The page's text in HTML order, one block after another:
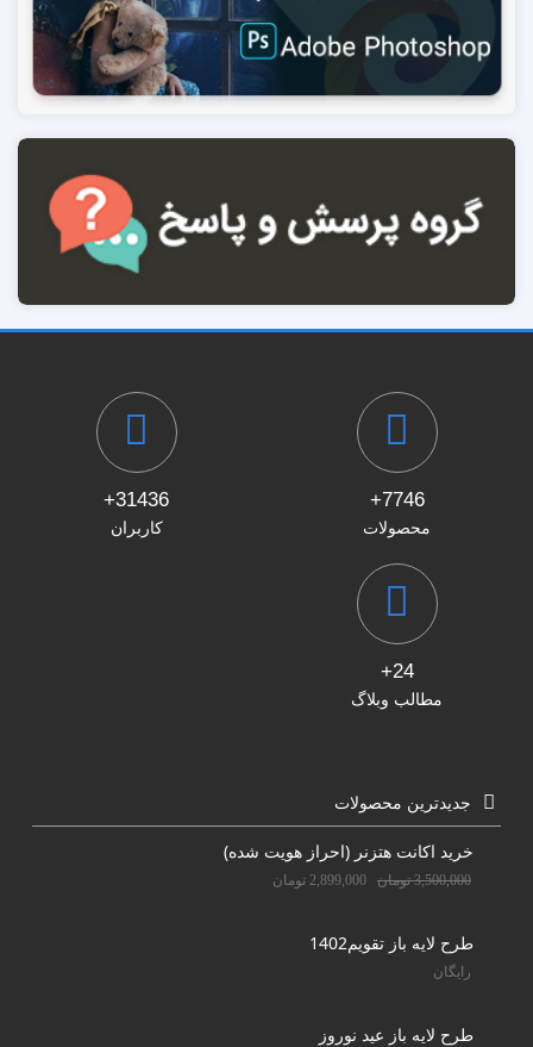
7746+
محصولات
31436+
کاربران
24+
مطالب وبلاگ
جدیدترین محصولات
خرید اکانت هتزنر (احراز هویت شده)
3,500,000 تومان 2,899,000 تومان
طرح لایه باز تقویم1402
رایگان
طرح لایه باز عید نوروز